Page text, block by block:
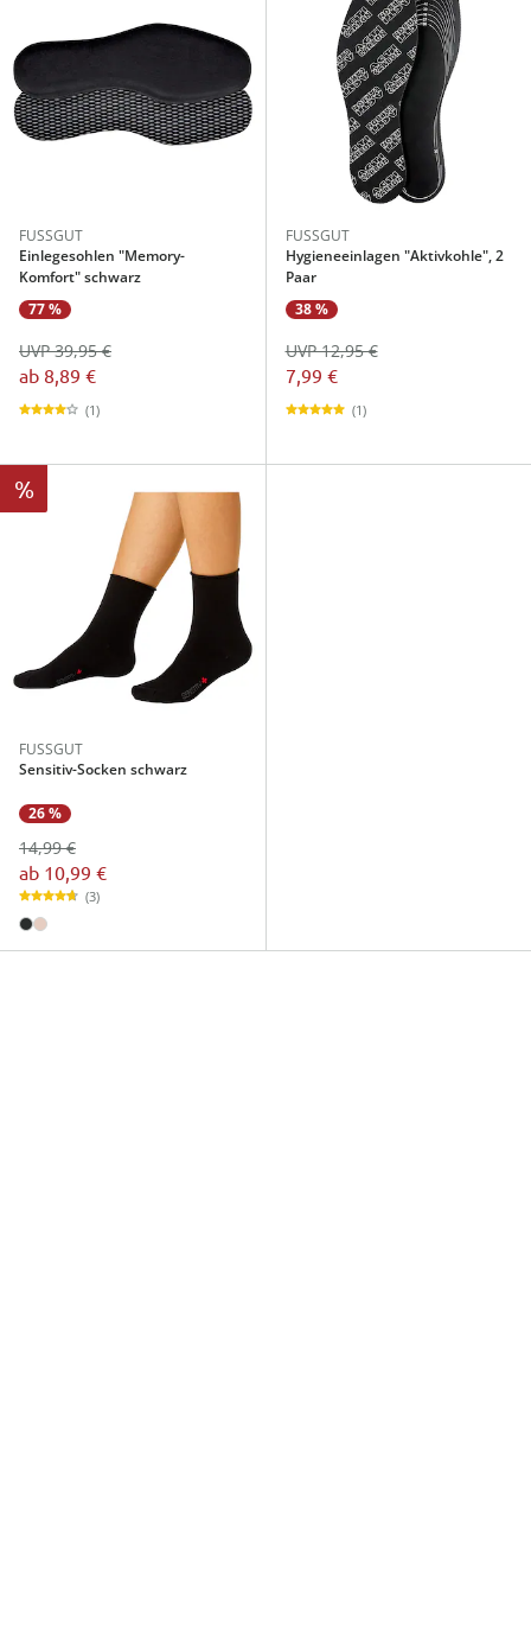
FUSSGUT
Einlegesohlen "Memory-
Komfort" schwarz
77 %
ab 8,89 €
UVP 39,95 €
(1)
FUSSGUT
Hygieneeinlagen "Aktivkohle", 2
Paar
38 %
7,99 €
UVP 12,95 €
(1)
%
FUSSGUT
Sensitiv-Socken schwarz
26 %
14,99 €
ab 10,99 €
(3)